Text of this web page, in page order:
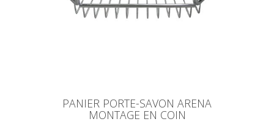
PANIER PORTE-SAVON ARENA
MONTAGE EN COIN